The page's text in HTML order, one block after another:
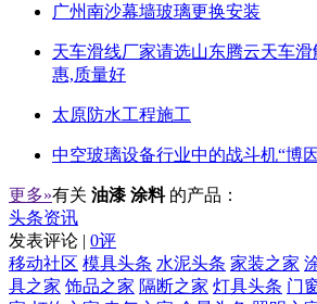
广州南沙幕墙玻璃更换安装
天车滑线厂家请选山东腾云天车
惠,质量好
太原防水工程施工
中空玻璃设备行业中的战斗机“博
更多»有关 油漆 涂料 的产品：
头条资讯
发表评论 | 0评
移动社区 模具头条 水泥头条 家装之家
具之家 饰品之家 隔断之家 灯具头条 门